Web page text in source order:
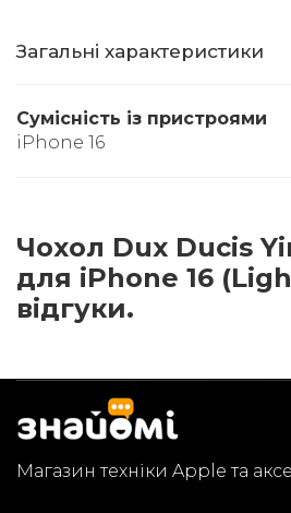
Загальні характеристики
Сумісність із пристроями
iPhone 16
Чохол Dux Ducis
для iPhone 16
відгуки.
Магазин техніки Apple та